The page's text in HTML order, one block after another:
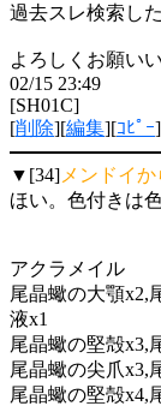
過去スレ検索し
よろしくお願い
02/15 23:49
[SH01C]
[削除][編集][ｺﾋﾟｰ]
▼[34] メンドイ
ほい。色付きは
アクラメイル
尾晶蠍の大顎x2,
液x1
尾晶蠍の堅殻x3,
尾晶蠍の尖爪x3,
尾晶蠍の堅殻x4,